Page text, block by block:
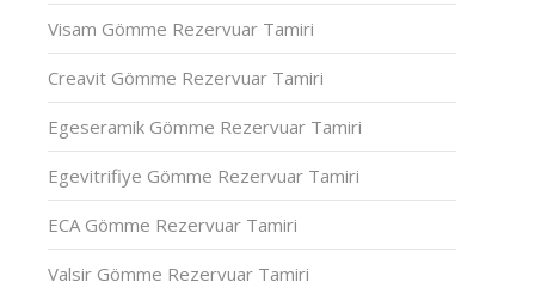
Visam Gömme Rezervuar Tamiri
Creavit Gömme Rezervuar Tamiri
Egeseramik Gömme Rezervuar Tamiri
Egevitrifiye Gömme Rezervuar Tamiri
ECA Gömme Rezervuar Tamiri
Valsir Gömme Rezervuar Tamiri